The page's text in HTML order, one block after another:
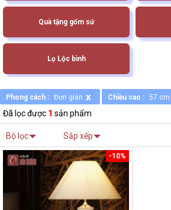
Quà tặng gốm sứ
Lọ Lộc bình
Phong cách : Đơn giản x Chiều cao : 57 cm
Đã lọc được 1 sản phẩm
Bộ lọc Sắp xếp
-10%